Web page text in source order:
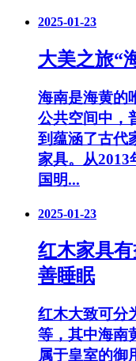
2025-01-23
大美之旅“
海南是海黄的
公共空间中，
到蕴涵了古代
家具。从2013
国明...
2025-01-23
红木家具
善睡眠
红木大致可分
等，其中海南
属于皇室的御